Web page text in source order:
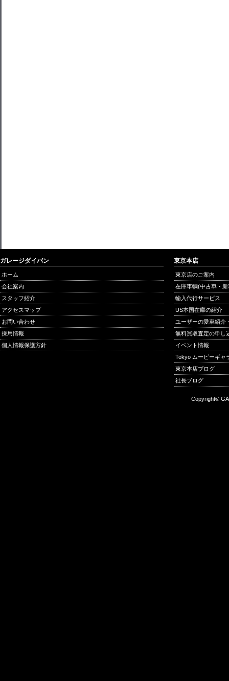
ガレージダイバン
ホーム
会社案内
スタッフ紹介
アクセスマップ
お問い合わせ
採用情報
個人情報保護方針
東京本店
東京店のご案内
在庫車輌(中古車・
輸入代行サービス
US本国在庫の紹介
ユーザーの愛車紹介
無料買取査定の申し
イベント情報
Tokyo ムービーギャ
東京本店ブログ
社長ブログ
Copyright©